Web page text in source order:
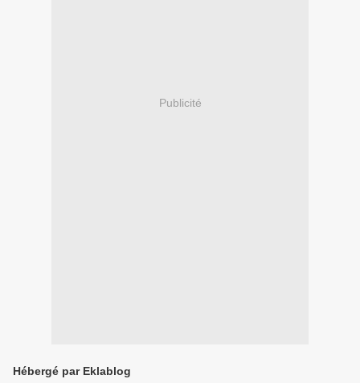
Publicité
Hébergé par Eklablog